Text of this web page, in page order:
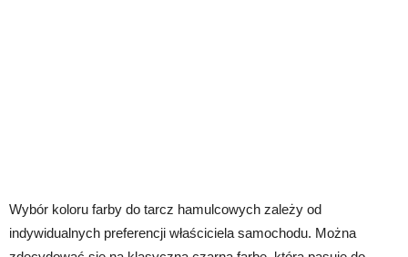
Wybór koloru farby do tarcz hamulcowych zależy od
indywidualnych preferencji właściciela samochodu. Można